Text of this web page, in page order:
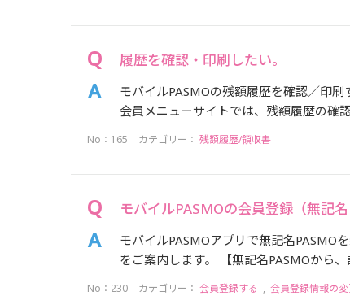
履歴を確認・印刷したい。
モバイルPASMOの残額履歴を確認／印
会員メニューサイトでは、残額履歴の確
No：165 カテゴリー： 残額履歴/領収書
モバイルPASMOの会員登録（無記
モバイルPASMOアプリで無記名PASMO
をご案内します。 【無記名PASMOから
No：230 カテゴリー： 会員登録する , 会員登録情報の